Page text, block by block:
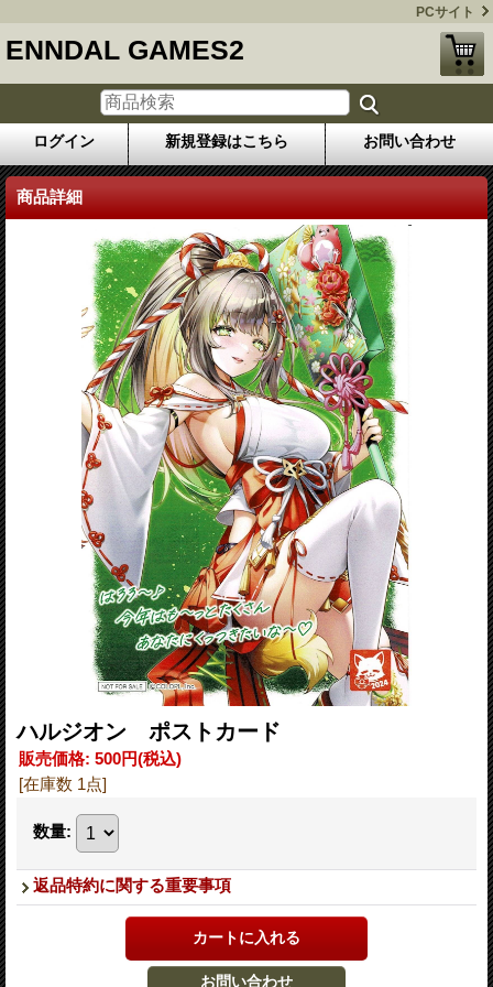
PCサイト
ENNDAL GAMES2
ログイン 新規登録はこちら お問い合わせ
商品詳細
ハルジオン ポストカード
販売価格: 500円(税込)
[在庫数 1点]
数量:
返品特約に関する重要事項